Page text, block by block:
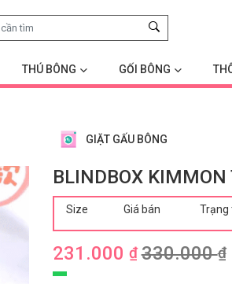
THÚ BÔNG GỐI BÔNG
GIẶT GẤU BÔNG
BLINDBOX
Size Giá bán Trạng
231.000 ₫ 330.000₫